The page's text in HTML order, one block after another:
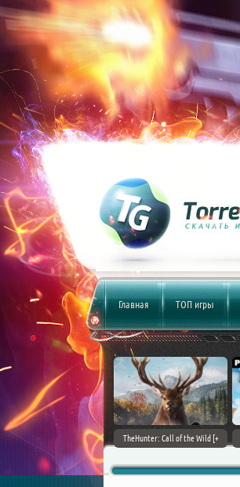
Главная ТОП игры
World [v 1.11.4 + DLCs] (2017)
PC | Лицензия
TheHunter: Call of the Wild [+